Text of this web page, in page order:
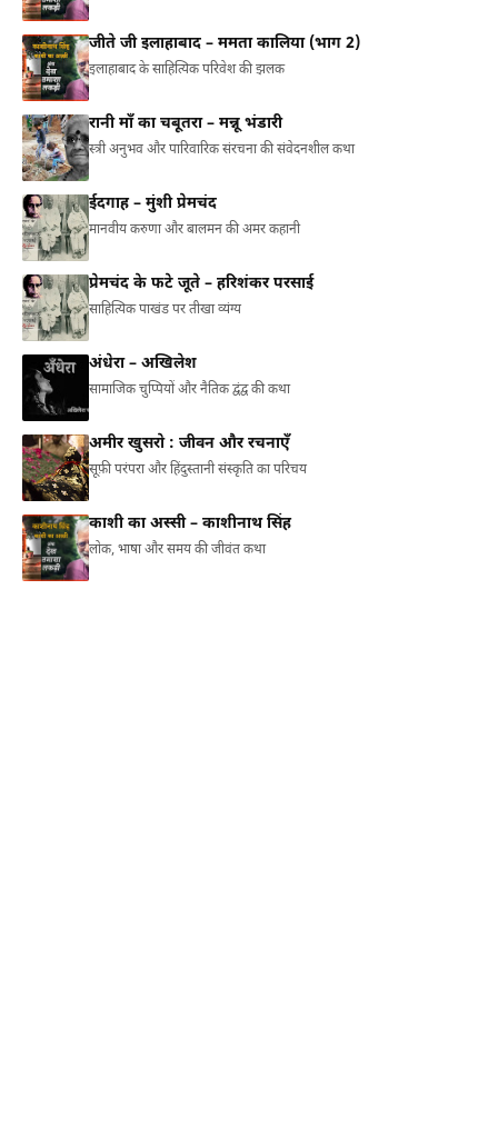
जीते जी इलाहाबाद – ममता कालिया (भाग 2)
इलाहाबाद के साहित्यिक परिवेश की झलक
रानी माँ का चबूतरा – मन्नू भंडारी
स्त्री अनुभव और पारिवारिक संरचना की संवेदनशील कथा
ईदगाह – मुंशी प्रेमचंद
मानवीय करुणा और बालमन की अमर कहानी
प्रेमचंद के फटे जूते – हरिशंकर परसाई
साहित्यिक पाखंड पर तीखा व्यंग्य
अंधेरा – अखिलेश
सामाजिक चुप्पियों और नैतिक द्वंद्व की कथा
अमीर खुसरो : जीवन और रचनाएँ
सूफ़ी परंपरा और हिंदुस्तानी संस्कृति का परिचय
काशी का अस्सी – काशीनाथ सिंह
लोक, भाषा और समय की जीवंत कथा